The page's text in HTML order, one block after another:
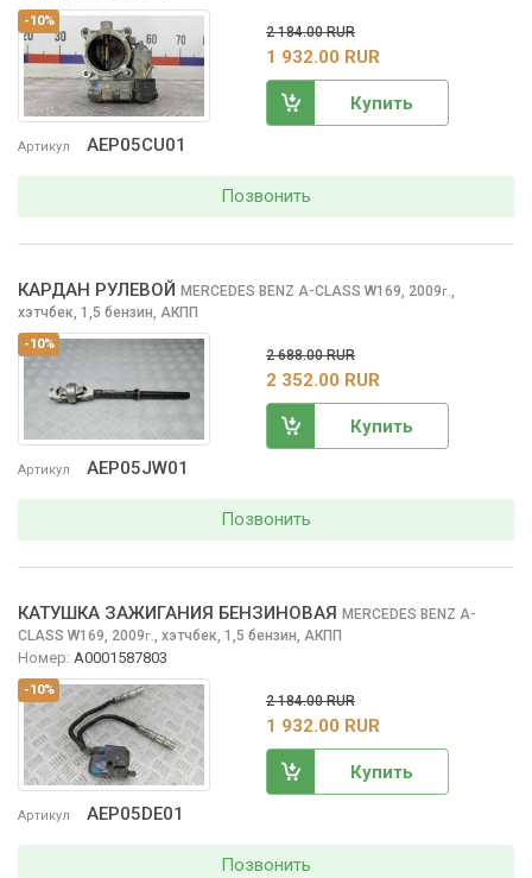
-10%
Артикул AEP05CU01
2 184.00 RUR
1 932.00 RUR
Купить
Позвонить
-10%
Артикул AEP05JW01
КАРДАН РУЛЕВОЙ MERCEDES BENZ A-CLASS W169, 2009г.,
хэтчбек, 1,5 бензин, АКПП
2 688.00 RUR
2 352.00 RUR
Купить
Позвонить
-10%
Артикул AEP05DE01
КАТУШКА ЗАЖИГАНИЯ БЕНЗИНОВАЯ
MERCEDES BENZ A-
CLASS W169, 2009г., хэтчбек, 1,5 бензин, АКПП
Номер: A0001587803
2 184.00 RUR
1 932.00 RUR
Купить
Позвонить